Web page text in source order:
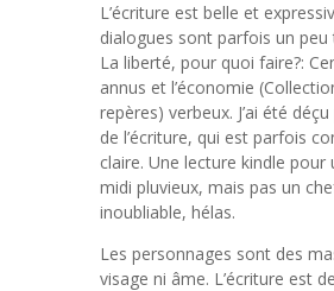
L’écriture est belle et
dialogues sont parfois un
La liberté, pour quoi faire?:
annus et l’économie
repères) verbeux. J’ai été
de l’écriture, qui est parfois
claire. Une lecture kindle pour
midi pluvieux, mais pas un
inoubliable, hélas.
Les personnages sont des
visage ni âme. L’écriture est